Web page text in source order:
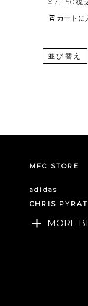
カートに
並び替え
MFC STORE
adidas
CHRIS
MORE